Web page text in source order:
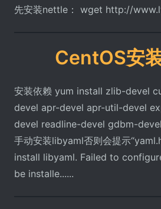
先安装nettle： wget http://
CentOS安
安装依赖 yum install zlib-devel
devel apr-devel apr-util-devel
devel readline-devel gdbm-
手动安装libyaml否则会提示
install libyaml. Failed to
be installe......